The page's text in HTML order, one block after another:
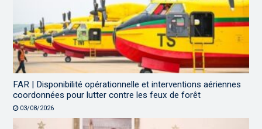
FAR | Disponibilité opérationnelle et interventions aériennes
coordonnées pour lutter contre les feux de forêt
03/08/2026